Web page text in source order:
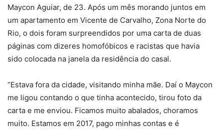
Maycon Aguiar, de 23. Após um mês morando juntos em
um apartamento em Vicente de Carvalho, Zona Norte do
Rio, o dois foram surpreendidos por uma carta de duas
páginas com dizeres homofóbicos e racistas que havia
sido colocada na janela da residência do casal.
“Estava fora da cidade, visitando minha mãe. Daí o Maycon
me ligou contando o que tinha acontecido, tirou foto da
carta e me enviou. Ficamos muito abalados, choramos
muito. Estamos em 2017, pago minhas contas e é